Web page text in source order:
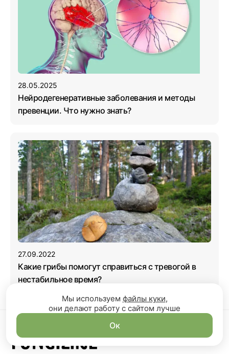
28.05.2025
Нейродегенеративные заболевания и методы
превенции. Что нужно знать?
27.09.2022
Какие грибы помогут справиться с тревогой в
нестабильное время?
Мы используем файлы куки,
они делают работу с сайтом лучше
Ок